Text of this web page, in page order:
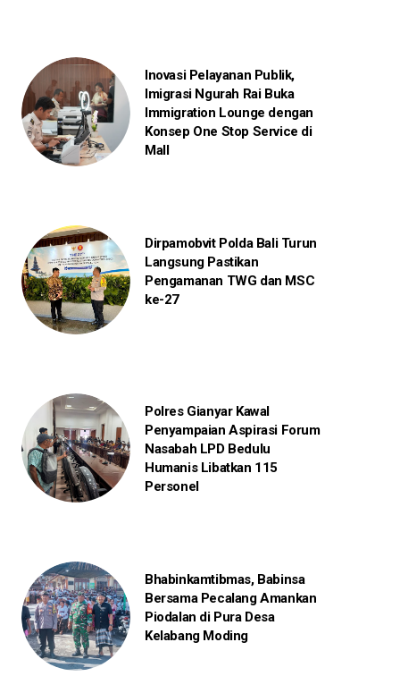
Inovasi Pelayanan Publik,
Imigrasi Ngurah Rai Buka
Immigration Lounge dengan
Konsep One Stop Service di
Mall
Dirpamobvit Polda Bali Turun
Langsung Pastikan
Pengamanan TWG dan MSC
ke-27
Polres Gianyar Kawal
Penyampaian Aspirasi Forum
Nasabah LPD Bedulu
Humanis Libatkan 115
Personel
Bhabinkamtibmas, Babinsa
Bersama Pecalang Amankan
Piodalan di Pura Desa
Kelabang Moding